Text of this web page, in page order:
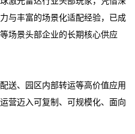
与丰富的场景化适配经验，已成
场景头部企业的长期核心供应
、园区内部转运等高价值应用
营迈入可复制、可规模化、面向